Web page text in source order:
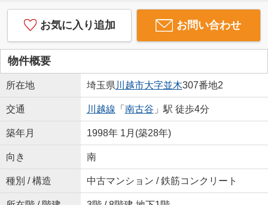
お気に入り追加 お問い合わせ
物件概要
所在地 埼玉県 川越市大字並木307番地2
交通 川越線 「 南古谷 」駅 徒歩4分
築年月 1998年 1月(築28年)
向き 南
種別 / 構造 中古マンション / 鉄筋コンクリート